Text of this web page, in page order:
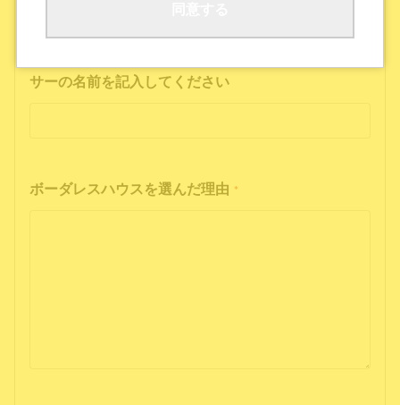
サーの名前を記入してください
ボーダレスハウスを選んだ理由 *